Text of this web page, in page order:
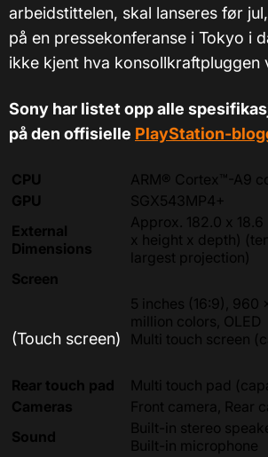
arbeidstittelen, skal lanseres før
på en pressekonferanse i Tokyo i
ikke kjent hva konsollkraftpluggen
Sony har listet opp alle
på den offisielle PlayStation-
CPU
ARM® Cortex™-A9
GPU
SGX543MP4+
External
Dimensions
Approx. 182.0 x
x height x depth)
largest projection)
Screen
(Touch screen)
5 inches (16:9), 960
million colors, OLED
Multi touch screen
Rear touch pad
Multi touch pad
Cameras
Front camera, Rear
Sound
Built-in stereo
Built-in microphone